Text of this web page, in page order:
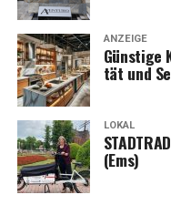
ANZEIGE
Güns­ti­ge
tät und
LOKAL
(Ems)